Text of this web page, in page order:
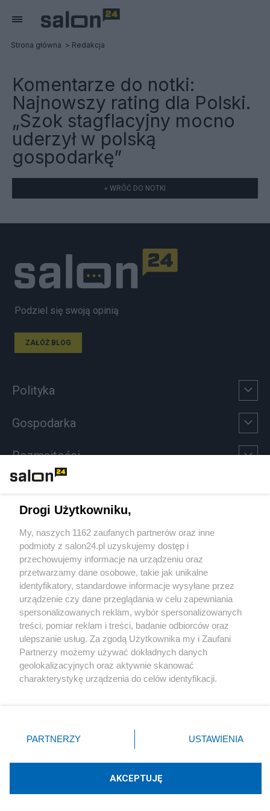
Strona główna Redakcja
Komentarze do notki:
Najnowszy rating dla Polski.
„Szok stagflacyjny mocno
uderzył w polską
gospodarkę”
« WRÓĆ DO NOTKI
Podziel się swoją opinią
ZAŁÓŻ BLOG
Polityka
Gospodarka
Rozmaitości
Sport
Społeczeństwo
Kultura
X Facebook Instagram Youtube
Technologię dostarcza:W3media.pl
Drogi Użytkowniku,
My, naszych 1162 zaufanych partnerów oraz inne
podmioty z salon24.pl uzyskujemy dostęp i
przechowujemy informacje na urządzeniu oraz
przetwarzamy dane osobowe, takie jak unikalne
identyfikatory, standardowe informacje wysyłane przez
urządzenie czy dane przeglądania w celu zapewniania
spersonalizowanych reklam, wybór spersonalizowanych
treści, pomiar reklam i treści, badanie odbiorców oraz
ulepszanie usług. Za zgodą Użytkownika my i Zaufani
Partnerzy możemy używać dokładnych danych
geolokalizacyjnych oraz aktywnie skanować
charakterystykę urządzenia do celów identyfikacji.
zmienić/wycofać klikając przycisk ustawień prywatności
znajdujący się w lewym dolnym rogu strony
rodzaje przetwarzania danych nie wymagają zgody
użytkownika, ale masz prawo sprzeciwić się takiemu
PARTNERZY USTAWIENIA
AKCEPTUJĘ